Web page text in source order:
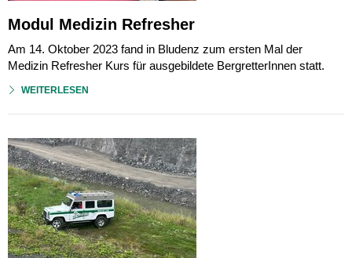
Modul Medizin Refresher
Am 14. Oktober 2023 fand in Bludenz zum ersten Mal der
Medizin Refresher Kurs für ausgebildete BergretterInnen statt.
WEITERLESEN